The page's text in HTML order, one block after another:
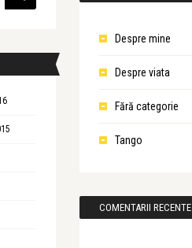
Despre mine
Despre viata
Fără categorie
Tango
COMENTARII RECENTE